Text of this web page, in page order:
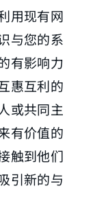
用现有网
与您的系
有影响力
惠互利的
或共同主
有价值的
触到他们
引新的与